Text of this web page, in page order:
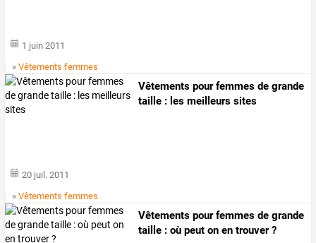
1 juin 2011
»Vêtements femmes
Vêtements pour femmes de grande
taille : les meilleurs sites
20 juil. 2011
»Vêtements femmes
Vêtements pour femmes de grande
taille : où peut on en trouver ?